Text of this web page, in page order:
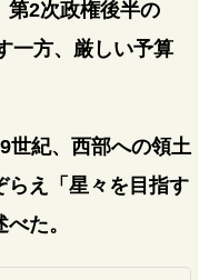
第2次政権後半の
一方、厳しい予算
世紀、西部への領土
らえ「星々を目指す
た。